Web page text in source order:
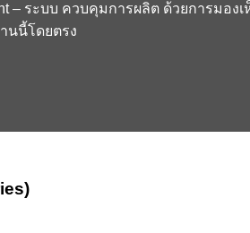
ระบบ ควบคุมการผลิต ด้วยการมองเ
นนี้โดยตรง